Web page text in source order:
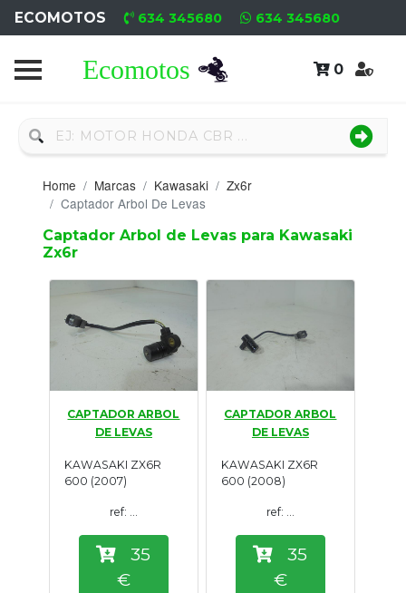
ECOMOTOS 634 345680 634 345680
0
Home
Nuevo
Neumáticos
Campa
Motores
Nuevos
Motores
Usados
Tasaciones
Formulario
Empresa
Contacto
Home Marcas Kawasaki
Zx6r
Captador Arbol De Levas
Captador Arbol de Levas para Kawasaki
Zx6r
CAPTADOR ARBOL
DE LEVAS
KAWASAKI ZX6R
600 (2007)
ref: ...
35
€
CAPTADOR ARBOL
DE LEVAS
KAWASAKI ZX6R
600 (2008)
ref: ...
35
€